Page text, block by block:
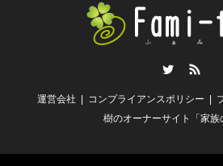
運営会社 コンプライアンスポリシー
樹のオーナーサイト「家族